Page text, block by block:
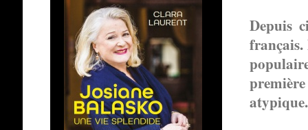
Depuis
français.
atypique.